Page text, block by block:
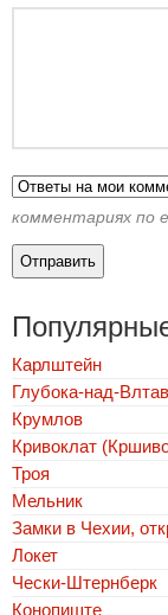
комментариях по
Карлштейн
Глубока-над-
Крумлов
Кривоклат
Троя
Мельник
Замки в Чехии,
Локет
Чески-Штернберк
Конопиште